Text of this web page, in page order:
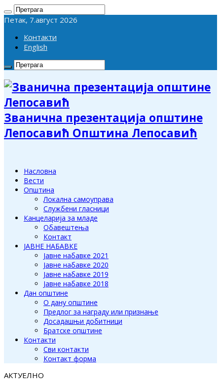
Петак, 7.август 2026
Контакти
English
Званична презентација општине
Лепосавић Општина Лепосавић
Насловна
Вести
Општина
Локална самоуправа
Службени гласници
Канцеларија за младе
Обавештења
Контакт
ЈАВНЕ НАБАВКЕ
Јавне набавке 2021
Јавне набавке 2020
Јавне набавке 2019
Јавне набавке 2018
Дан општине
О дану општине
Предлог за награду или признање
Досадашњи добитници
Братске општине
Контакти
Сви контакти
Контакт форма
АКТУЕЛНО